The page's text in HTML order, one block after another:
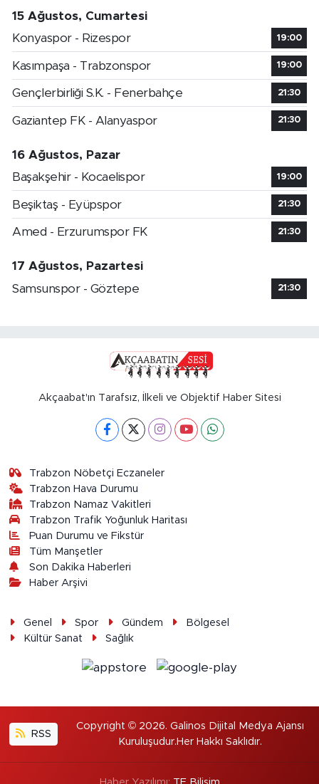
15 Ağustos, Cumartesi
Konyaspor - Rizespor
19:00
Kasımpaşa - Trabzonspor 19:00
Gençlerbirliği S.K. - Fenerbahçe 21:30
Gaziantep FK - Alanyaspor 21:30
16 Ağustos, Pazar
Başakşehir - Kocaelispor
19:00
Beşiktaş - Eyüpspor 21:30
Amed - Erzurumspor FK 21:30
17 Ağustos, Pazartesi
Samsunspor - Göztepe
21:30
Akçaabat'ın Tarafsız, İlkeli ve Objektif Haber Sitesi
Trabzon Nöbetçi Eczaneler
Trabzon Hava Durumu
Trabzon Namaz Vakitleri
Trabzon Trafik Yoğunluk Haritası
Puan Durumu ve Fikstür
Tüm Manşetler
Son Dakika Haberleri
Haber Arşivi
Genel Spor Gündem
Bölgesel
Kültür Sanat
Sağlık
RSS
Copyright © 2026. Galinos Dijital Medya Ajansı
Kuruluşudur.Her Hakkı Saklıdır.